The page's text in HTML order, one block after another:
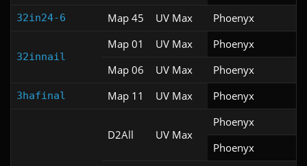
32in24-6 Map 45 UV Max Phoenyx
32innail
Map 01 UV Max Phoenyx
Map 06
UV Max Phoenyx
3hafinal Map 11 UV Max Phoenyx
D2All UV Max
Phoenyx
Phoenyx